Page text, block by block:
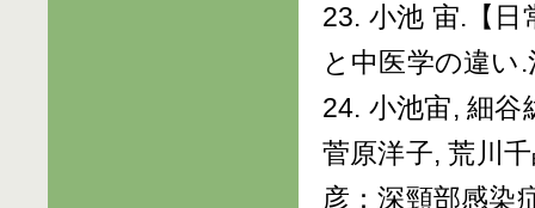
23. 小池 宙.【
と中医学の違
24. 小池宙, 細谷
菅原洋子, 荒川
彦：深頸部感